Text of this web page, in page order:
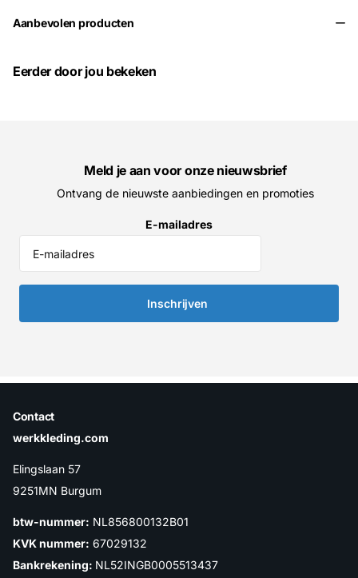
Aanbevolen producten
Eerder door jou bekeken
Meld je aan voor onze nieuwsbrief
Ontvang de nieuwste aanbiedingen en promoties
E-mailadres
Inschrijven
Contact
werkkleding.com
Elingslaan 57
9251MN Burgum
btw-nummer: NL856800132B01
KVK nummer: 67029132
Bankrekening: NL52INGB0005513437